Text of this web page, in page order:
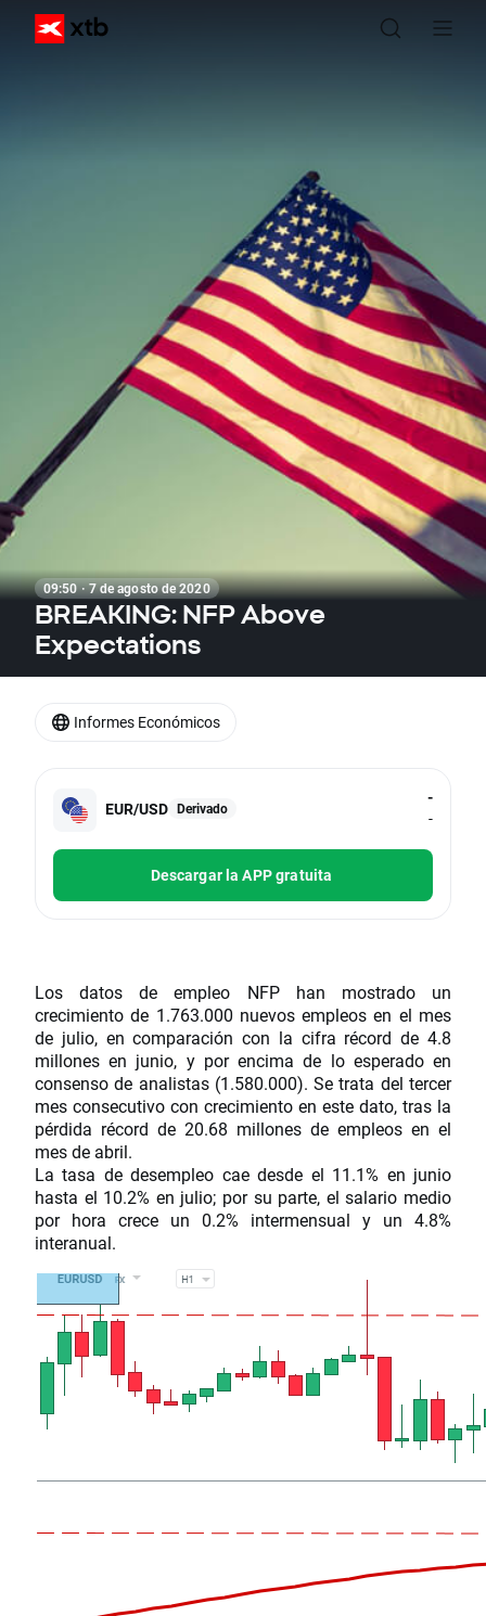
09:50 · 7 de agosto de 2020
BREAKING: NFP Above
Expectations
EUR/USD Derivado
-
-
Descargar la APP gratuita
Los datos de empleo NFP han mostrado un
crecimiento de 1.763.000 nuevos empleos en el mes
de julio, en comparación con la cifra récord de 4.8
millones en junio, y por encima de lo esperado en
consenso de analistas (1.580.000). Se trata del tercer
mes consecutivo con crecimiento en este dato, tras la
pérdida récord de 20.68 millones de empleos en el
mes de abril.
La tasa de desempleo cae desde el 11.1% en junio
hasta el 10.2% en julio; por su parte, el salario medio
por hora crece un 0.2% intermensual y un 4.8%
interanual.
Informes Económicos